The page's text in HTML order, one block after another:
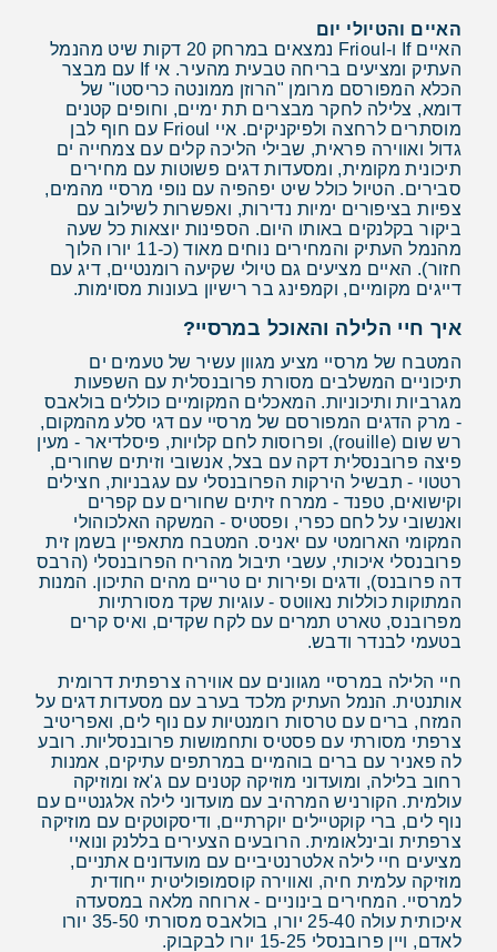
האיים והטיולי יום
האיים If ו-Frioul נמצאים במרחק 20 דקות שיט מהנמל
העתיק ומציעים בריחה טבעית מהעיר. אי If עם מבצר
הכלא המפורסם מרומן "הרוזן ממונטה כריסטו" של
דומא, צלילה לחקר מבצרים תת ימיים, וחופים קטנים
מוסתרים לרחצה ולפיקניקים. איי Frioul עם חוף לבן
גדול ואווירה פראית, שבילי הליכה קלים עם צמחייה ים
תיכונית מקומית, ומסעדות דגים פשוטות עם מחירים
סבירים. הטיול כולל שיט יפהפיה עם נופי מרסיי מהמים,
צפיות בציפורים ימיות נדירות, ואפשרות לשילוב עם
ביקור בקלנקים באותו היום. הספינות יוצאות כל שעה
מהנמל העתיק והמחירים נוחים מאוד (כ-11 יורו הלוך
חזור). האיים מציעים גם טיולי שקיעה רומנטיים, דיג עם
דייגים מקומיים, וקמפינג בר רישיון בעונות מסוימות.
איך חיי הלילה והאוכל במרסיי?
המטבח של מרסיי מציע מגוון עשיר של טעמים ים
תיכוניים המשלבים מסורת פרובנסלית עם השפעות
מגרביות ותיכוניות. המאכלים המקומיים כוללים בולאבס
- מרק הדגים המפורסם של מרסיי עם דגי סלע מהמקום,
רש שום (rouille), ופרוסות לחם קלויות, פיסלדיאר - מעין
פיצה פרובנסלית דקה עם בצל, אנשובי וזיתים שחורים,
רטטוי - תבשיל הירקות הפרובנסלי עם עגבניות, חצילים
וקישואים, טפנד - ממרח זיתים שחורים עם קפרים
ואנשובי על לחם כפרי, ופסטיס - המשקה האלכוהולי
המקומי הארומטי עם יאניס. המטבח מתאפיין בשמן זית
פרובנסלי איכותי, עשבי תיבול מהריח הפרובנסלי (הרבס
דה פרובנס), ודגים ופירות ים טריים מהים התיכון. המנות
המתוקות כוללות נאווטס - עוגיות שקד מסורתיות
מפרובנס, טארט תמרים עם לקח שקדים, ואיס קרים
בטעמי לבנדר ודבש.
חיי הלילה במרסיי מגוונים עם אווירה צרפתית דרומית
אותנטית. הנמל העתיק מלכד בערב עם מסעדות דגים על
המזח, ברים עם טרסות רומנטיות עם נוף לים, ואפריטיב
צרפתי מסורתי עם פסטיס ותחמושות פרובנסליות. רובע
לה פאניר עם ברים בוהמיים במרתפים עתיקים, אמנות
רחוב בלילה, ומועדוני מוזיקה קטנים עם ג'אז ומוזיקה
עולמית. הקורניש המרהיב עם מועדוני לילה אלגנטיים עם
נוף לים, ברי קוקטיילים יוקרתיים, ודיסקוטקים עם מוזיקה
צרפתית ובינלאומית. הרובעים הצעירים בללנק ונואיי
מציעים חיי לילה אלטרנטיביים עם מועדונים אתניים,
מוזיקה עלמית חיה, ואווירה קוסמופוליטית ייחודית
למרסיי. המחירים בינוניים - ארוחה מלאה במסעדה
איכותית עולה 25-40 יורו, בולאבס מסורתי 35-50 יורו
לאדם, ויין פרובנסלי 15-25 יורו לבקבוק.